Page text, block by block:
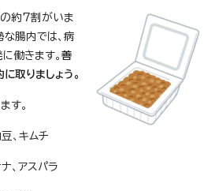
約7割がいま
な腸内では、病
働きます。 善
取りましょう。
す。
豆、キムチ
ナ、アスパラ